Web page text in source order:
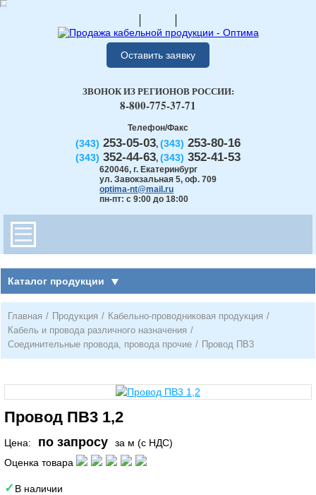
Оставить заявку
Телефон/Факс
(343) 253-05-03, (343) 253-80-16
(343) 352-44-63, (343) 352-41-53
620046, г. Екатеринбург
ул. Завокзальная 5, оф. 709
optima-nt@mail.ru
пн-пт: с 9:00 до 18:00
ЗВОНОК ИЗ РЕГИОНОВ РОССИИ:
8-800-775-37-71
Каталог продукции
Главная / Продукция / Кабельно-проводниковая продукция /
Кабель и провода различного назначения /
Соединительные провода, провода прочие / Провод ПВ3
Провод ПВ3 1,2
Цена: по запросу
за м (с НДС)
Оценка товара
В наличии